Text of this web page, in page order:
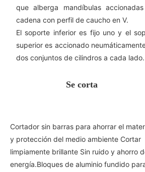
que alberga mandíbulas
cadena con perfil de caucho en V.
El soporte inferior es fijo uno y el
superior es accionado
dos conjuntos de cilindros a cada lado.
Se corta
Cortador sin barras para ahorrar el
y protección del medio ambiente Cortar
limpiamente brillante Sin ruido y ahorro
energía.Bloques de aluminio fundido